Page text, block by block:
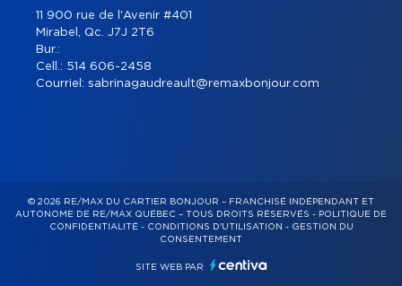
11 900 rue de l'Avenir #401
Mirabel, Qc. J7J 2T6
Bur.:
Cell.: 514 606-2458
Courriel: sabrinagaudreault@remaxbonjour.com
© 2026 RE/MAX DU CARTIER BONJOUR – FRANCHISÉ INDÉPENDANT ET
AUTONOME DE RE/MAX QUÉBEC – TOUS DROITS RÉSERVÉS - POLITIQUE DE
CONFIDENTIALITÉ- CONDITIONS D'UTILISATION - GESTION DU
CONSENTEMENT
SITE WEB PAR